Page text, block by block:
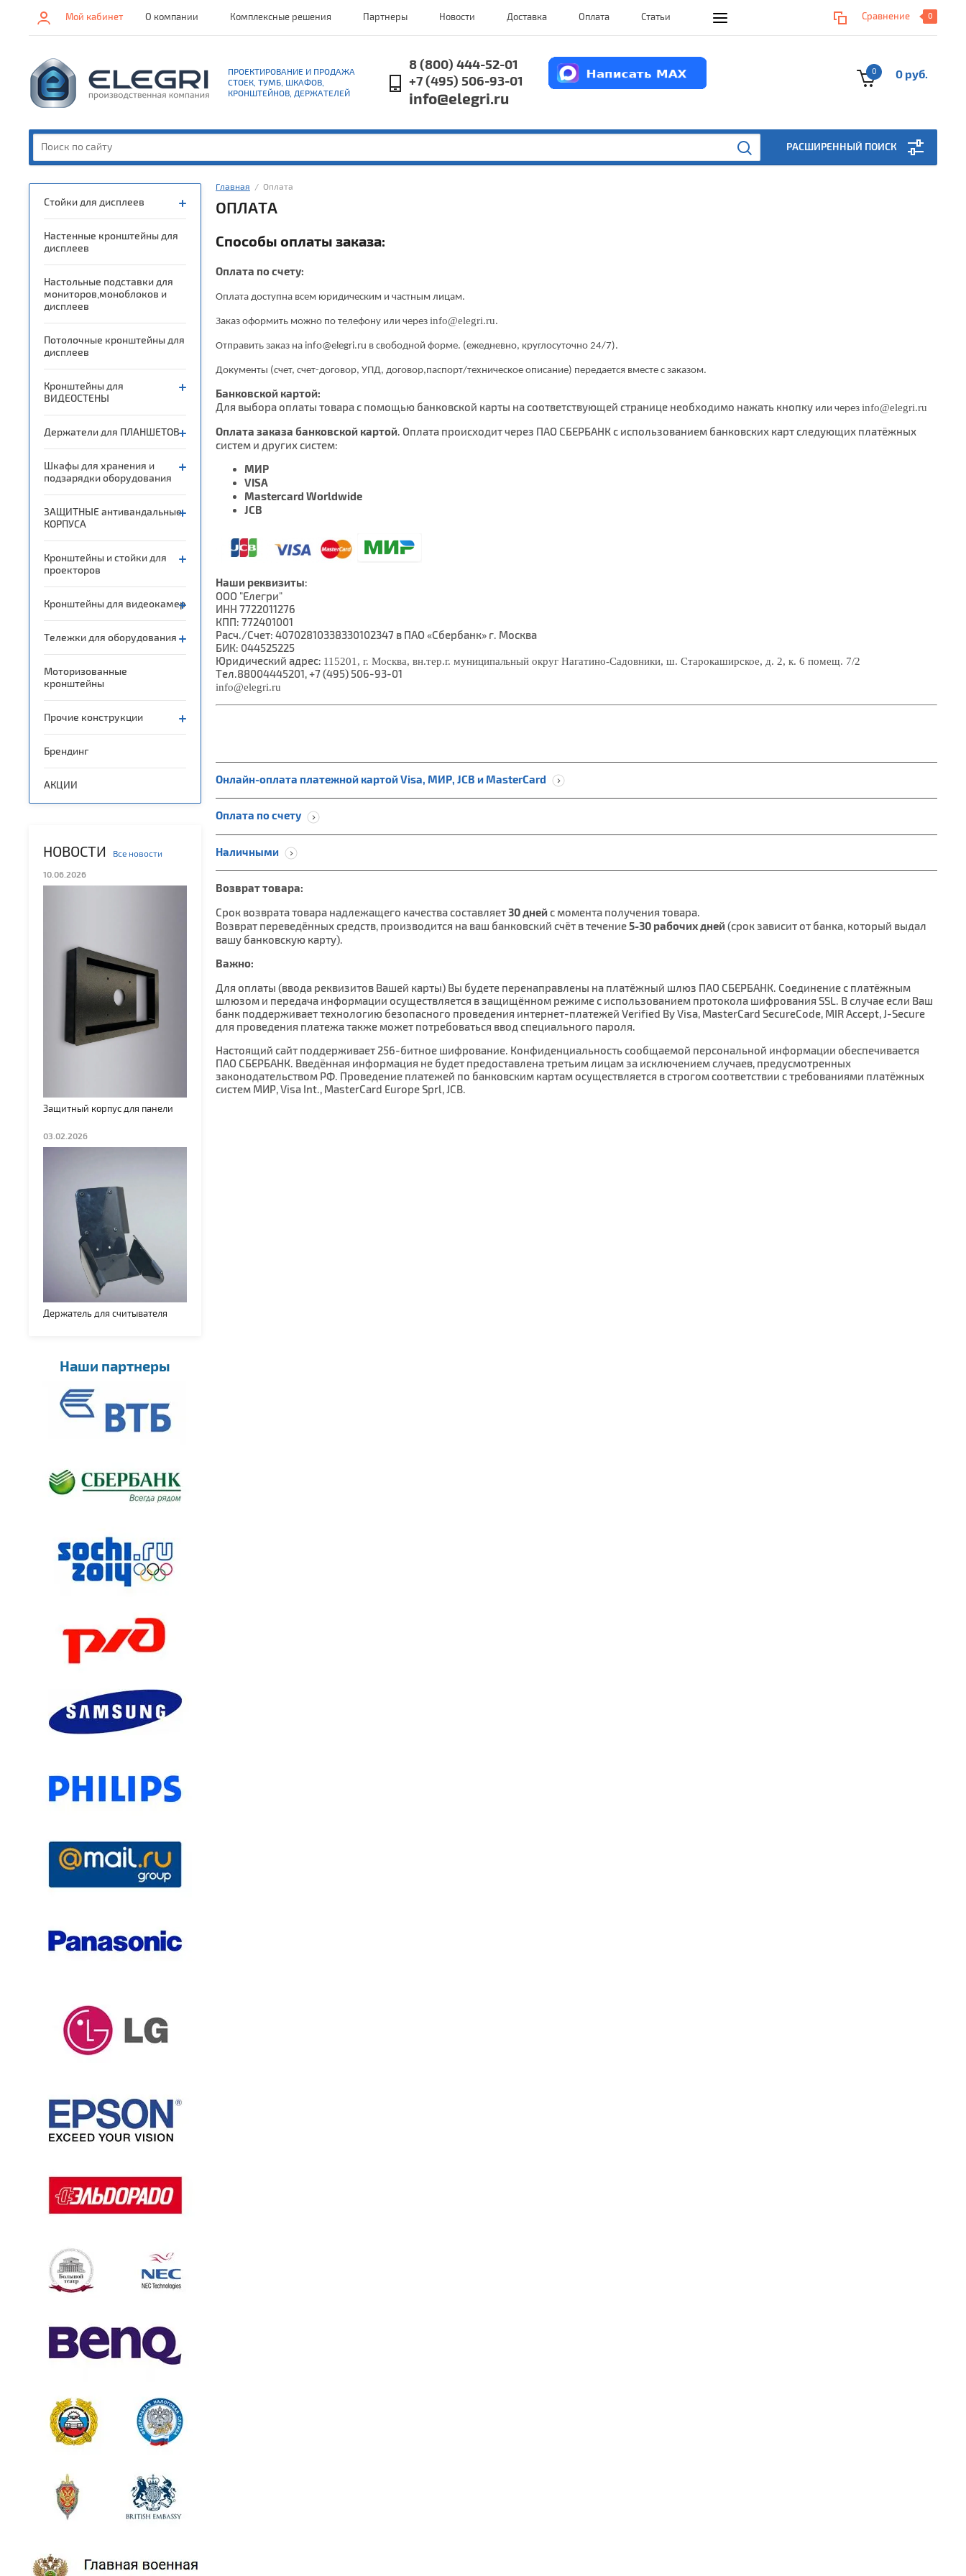
Мой кабинет О компании Комплексные решения Партнеры Новости Доставка Оплата Статьи Сравнение 0
ПРОЕКТИРОВАНИЕ И ПРОДАЖА
СТОЕК, ТУМБ, ШКАФОВ,
КРОНШТЕЙНОВ, ДЕРЖАТЕЛЕЙ
8 (800) 444-52-01
+7 (495) 506-93-01
info@elegri.ru
0 0 руб.
РАСШИРЕННЫЙ ПОИСК
Стойки для дисплеев
Настенные кронштейны для
дисплеев
Настольные подставки для
мониторов,моноблоков и
дисплеев
Потолочные кронштейны для
дисплеев
Кронштейны для
ВИДЕОСТЕНЫ
Держатели для ПЛАНШЕТОВ
Шкафы для хранения и
подзарядки оборудования
ЗАЩИТНЫЕ антивандальные
КОРПУСА
Кронштейны и стойки для
проекторов
Кронштейны для видеокамер
Тележки для оборудования
Моторизованные
кронштейны
Прочие конструкции
Брендинг
АКЦИИ
НОВОСТИ
Все новости
10.06.2026
Защитный корпус для панели
03.02.2026
Держатель для считывателя
Наши партнеры
Главная
  /  Оплата
ОПЛАТА
Способы оплаты заказа:
Оплата по счету:
Оплата доступна всем юридическим и частным лицам.
Заказ оформить можно по телефону или через info@elegri.ru.
Отправить заказ на info@elegri.ru в свободной форме. (ежедневно, круглосуточно 24/7).
Документы (счет, счет-договор, УПД, договор,паспорт/техническое описание) передается вместе с заказом.
Банковской картой:
Для выбора оплаты товара с помощью банковской карты на соответствующей странице необходимо нажать кнопку или через info@elegri.ru
Оплата заказа банковской картой. Оплата происходит через ПАО СБЕРБАНК с использованием банковских карт следующих платёжных
систем и других систем:
МИР
VISA
Mastercard Worldwide
JCB
Наши реквизиты:
ООО "Елегри"
ИНН 7722011276
КПП: 772401001
Расч./Счет: 40702810338330102347 в ПАО «Сбербанк» г. Москва
БИК: 044525225
Юридический адрес: 115201, г. Москва, вн.тер.г. муниципальный округ Нагатино-Садовники, ш. Старокаширское, д. 2, к. 6 помещ. 7/2
Тел.88004445201, +7 (495) 506-93-01
info@elegri.ru
Онлайн-оплата платежной картой Visa, МИР, JCB и MasterCard
Оплата по счету
Наличными
Возврат товара:
Срок возврата товара надлежащего качества составляет30 днейс момента получения товара.
Возврат переведённых средств, производится на ваш банковский счёт в течение5-30 рабочих дней(срок зависит от банка, который выдал
вашу банковскую карту).
Важно:
Для оплаты (ввода реквизитов Вашей карты) Вы будете перенаправлены на платёжный шлюз ПАО СБЕРБАНК. Соединение с платёжным
шлюзом и передача информации осуществляется в защищённом режиме с использованием протокола шифрования SSL. В случае если Ваш
банк поддерживает технологию безопасного проведения интернет-платежей Verified By Visa, MasterCard SecureCode, MIR Accept, J-Secure
для проведения платежа также может потребоваться ввод специального пароля.
Настоящий сайт поддерживает 256-битное шифрование. Конфиденциальность сообщаемой персональной информации обеспечивается
ПАО СБЕРБАНК. Введённая информация не будет предоставлена третьим лицам за исключением случаев, предусмотренных
законодательством РФ. Проведение платежей по банковским картам осуществляется в строгом соответствии с требованиями платёжных
систем МИР, Visa Int., MasterCard Europe Sprl, JCB.